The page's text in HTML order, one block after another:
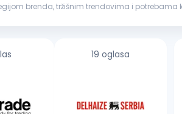
brenda, tržišnim trendovima i potrebama
19 oglasa